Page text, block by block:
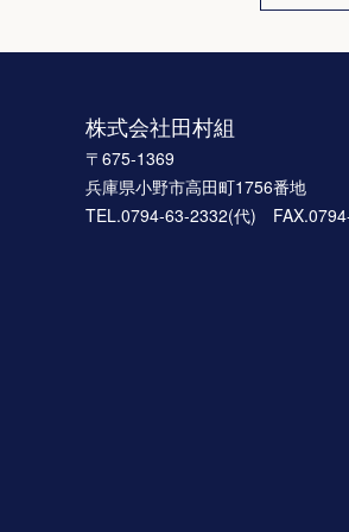
株式会社田村組
〒675-1369
兵庫県小野市高田町1756番地
TEL.0794-63-2332(代)